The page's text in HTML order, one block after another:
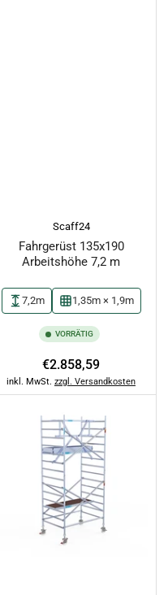
Scaff24
Fahrgerüst 135x190
Arbeitshöhe 7,2 m
7,2m 1,35m × 1,9m
VORRÄTIG
Normaler
Preis
€2.858,59
inkl. MwSt. zzgl. Versandkosten